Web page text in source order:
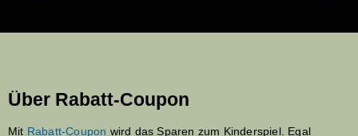
Über Rabatt-Coupon
Mit Rabatt-Coupon wird das Sparen zum Kinderspiel. Egal